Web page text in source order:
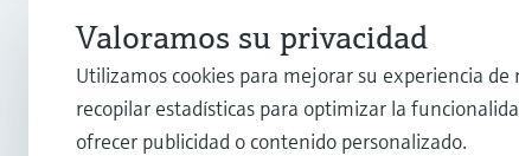
(56 2) 2398 9100
info@cl.endress.com
Valoramos su privacidad
Utilizamos cookies para mejorar su experiencia de
recopilar estadísticas para optimizar la
ofrecer publicidad o contenido personalizado.